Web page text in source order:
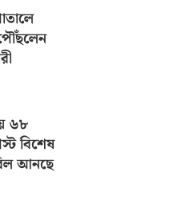
৬৮
বিশেষ
আনছে